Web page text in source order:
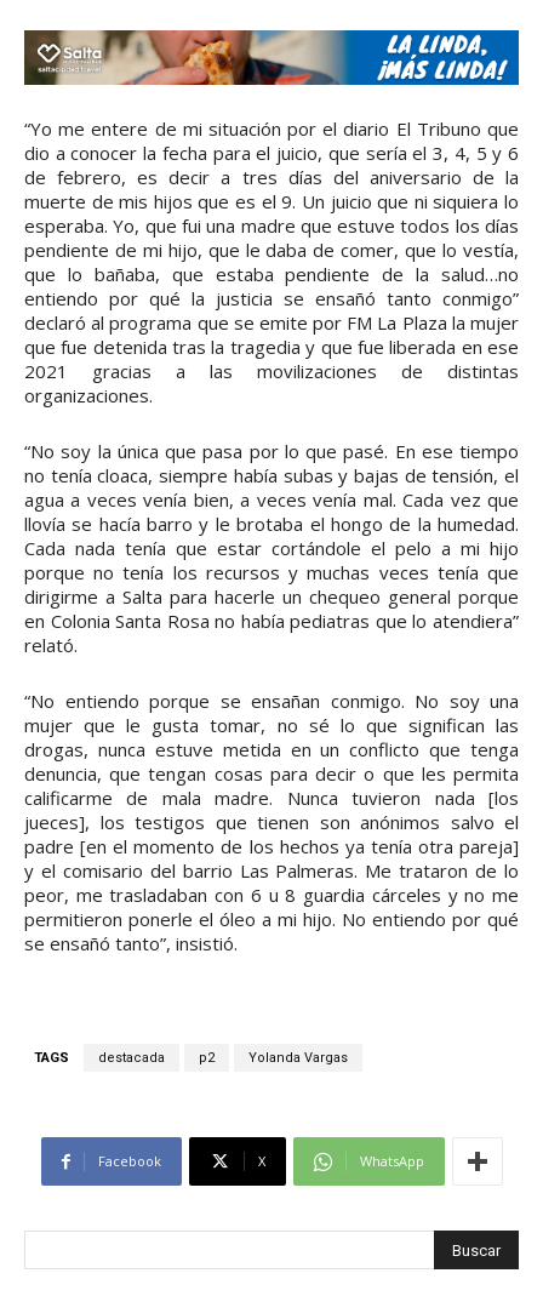
“Yo me entere de mi situación por el diario El Tribuno que
dio a conocer la fecha para el juicio, que sería el 3, 4, 5 y 6
de febrero, es decir a tres días del aniversario de la
muerte de mis hijos que es el 9. Un juicio que ni siquiera lo
esperaba. Yo, que fui una madre que estuve todos los días
pendiente de mi hijo, que le daba de comer, que lo vestía,
que lo bañaba, que estaba pendiente de la salud…no
entiendo por qué la justicia se ensañó tanto conmigo”
declaró al programa que se emite por FM La Plaza la mujer
que fue detenida tras la tragedia y que fue liberada en ese
2021 gracias a las movilizaciones de distintas
organizaciones.
“No soy la única que pasa por lo que pasé. En ese tiempo
no tenía cloaca, siempre había subas y bajas de tensión, el
agua a veces venía bien, a veces venía mal. Cada vez que
llovía se hacía barro y le brotaba el hongo de la humedad.
Cada nada tenía que estar cortándole el pelo a mi hijo
porque no tenía los recursos y muchas veces tenía que
dirigirme a Salta para hacerle un chequeo general porque
en Colonia Santa Rosa no había pediatras que lo atendiera”
relató.
“No entiendo porque se ensañan conmigo. No soy una
mujer que le gusta tomar, no sé lo que significan las
drogas, nunca estuve metida en un conflicto que tenga
denuncia, que tengan cosas para decir o que les permita
calificarme de mala madre. Nunca tuvieron nada [los
jueces], los testigos que tienen son anónimos salvo el
padre [en el momento de los hechos ya tenía otra pareja]
y el comisario del barrio Las Palmeras. Me trataron de lo
peor, me trasladaban con 6 u 8 guardia cárceles y no me
permitieron ponerle el óleo a mi hijo. No entiendo por qué
se ensañó tanto”, insistió.
TAGS destacada p2 Yolanda Vargas
Facebook X WhatsApp